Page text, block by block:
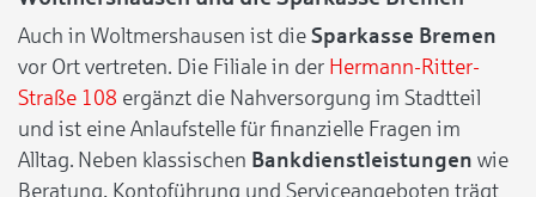
Auch in Woltmershausen ist die Sparkasse Bremen
vor Ort vertreten. Die Filiale in der Hermann-Ritter-
Straße 108 ergänzt die Nahversorgung im Stadtteil
und ist eine Anlaufstelle für finanzielle Fragen im
Alltag. Neben klassischen Bankdienstleistungen wie
Beratung, Kontoführung und Serviceangeboten trägt